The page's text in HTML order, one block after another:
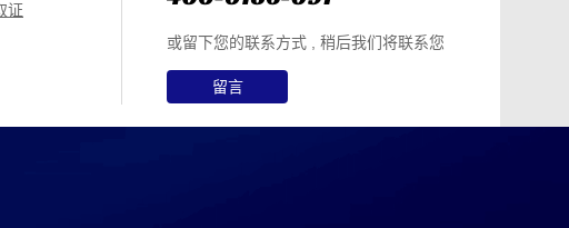
证
或留下您的联系方式 , 稍后我们将联系您
留言